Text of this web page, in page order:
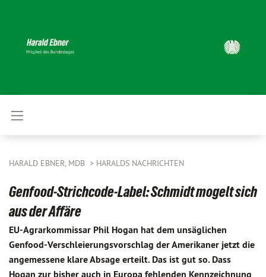
HARALD EBNER, MDB HARALDS NACHRICHTEN
Genfood-Strichcode-Label: Schmidt mogelt sich
aus der Affäre
EU-Agrarkommissar Phil Hogan hat dem unsäglichen
Genfood-Verschleierungsvorschlag der Amerikaner jetzt die
angemessene klare Absage erteilt. Das ist gut so. Dass
Hogan zur bisher auch in Europa fehlenden Kennzeichnung